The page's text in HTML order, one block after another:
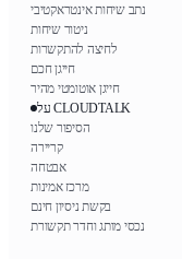
נתב שיחות אינטראקטיבי
ניטור שיחות
לחיצה להתקשרות
חייגן חכם
חייגן אוטומטי מהיר
על CLOUDTALK
הסיפור שלנו
קריירה
אבטחה
מרכז אמינות
בקשת ניסיון חינם
נכסי מותג וחדר תקשורת